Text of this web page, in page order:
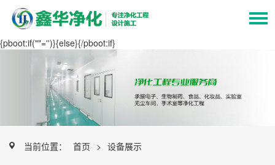
{pboot:if(""='')}{else}{/pboot:if}
当前位置： 首页 > 设备展示